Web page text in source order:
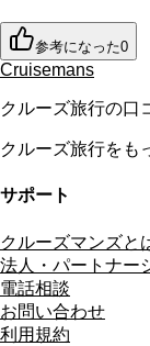
参考になった0
Cruisemans
クルーズ旅行の口
クルーズ旅行をも
サポート
クルーズマンズと
法人・パートナー
電話相談
お問い合わせ
利用規約